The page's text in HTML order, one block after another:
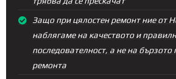
Защо при цялостен ремонт ние от
наблягаме на качеството и
последователност, а не на
ремонта